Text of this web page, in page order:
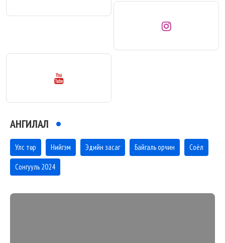
АНГИЛАЛ
Улс төр Нийгэм Эдийн засаг Байгаль орчин Соёл
Сонгууль 2024